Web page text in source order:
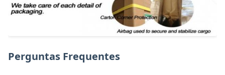
Perguntas Frequentes